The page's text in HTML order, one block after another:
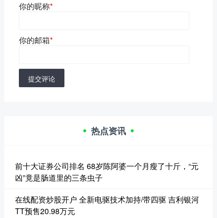
你的昵称*
你的邮箱*
提交评论
热点资讯
前十大证券公司排名 68岁陈阿婆一个月瘦了十斤，“元
凶”竟是肠道里的三条虫子
在线配资炒股开户 全新电驱技术加持/带四驱 吉利银河
TT预售20.98万元